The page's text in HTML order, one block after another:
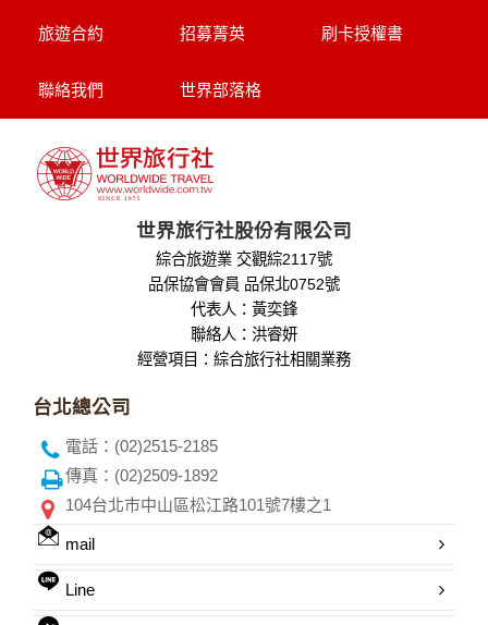
旅遊合約 招募菁英 刷卡授權書
聯絡我們 世界部落格
世界旅行社股份有限公司
綜合旅遊業 交觀綜2117號
品保協會會員 品保北0752號
代表人：黃奕鋒
聯絡人：洪睿妍
經營項目：綜合旅行社相關業務
台北總公司
電話：(02)2515-2185
傳真：(02)2509-1892
104台北市中山區松江路101號7樓之1
mail
Line